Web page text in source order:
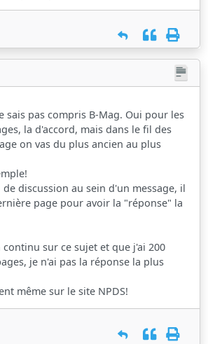
sais pas compris B-Mag. Oui pour les
la d'accord, mais dans le fil des
on vas du plus ancien au plus
discussion au sein d'un message, il
page pour avoir la "réponse" la
continu sur ce sujet et que j'ai 200
je n'ai pas la réponse la plus
même sur le site NPDS!